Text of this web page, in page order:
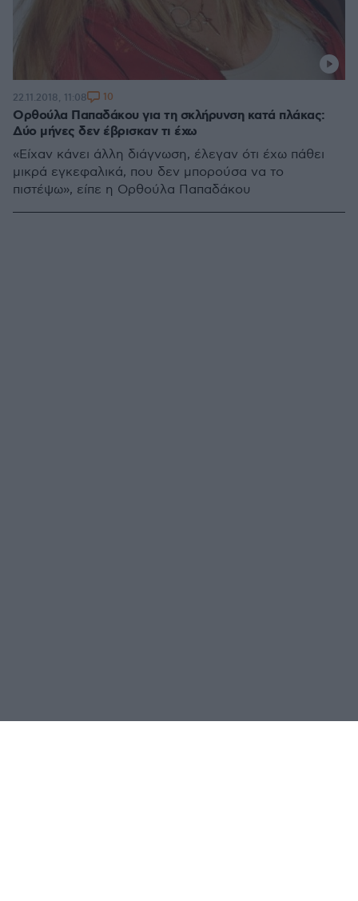
Ορθούλα Παπαδάκου για τη σκλήρυνση κατά πλάκας:
Δύο μήνες δεν έβρισκαν τι έχω
«Είχαν κάνει άλλη διάγνωση, έλεγαν ότι έχω πάθει
μικρά εγκεφαλικά, που δεν μπορούσα να το
πιστέψω», είπε η Ορθούλα Παπαδάκου
22.11.2018, 11:08 10